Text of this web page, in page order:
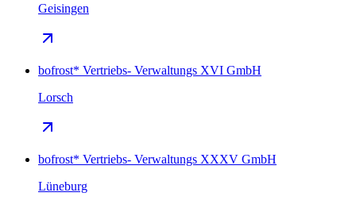
Geisingen
bofrost* Vertriebs- Verwaltungs XVI GmbH
Lorsch
bofrost* Vertriebs- Verwaltungs XXXV GmbH
Lüneburg